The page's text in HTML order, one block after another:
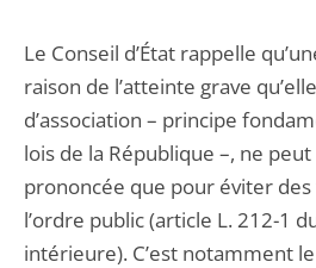
Le Conseil d’État rappelle
raison de l’atteinte grave
d’association – principe
lois de la République –, ne
prononcée que pour éviter
l’ordre public (article L. 212-1
intérieure). C’est notamment le